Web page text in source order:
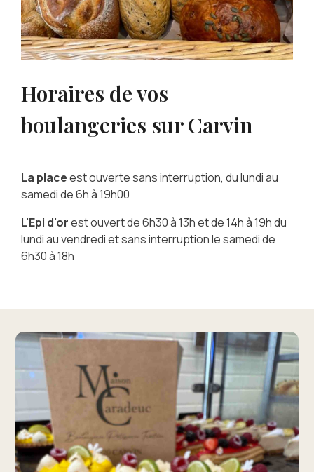
Horaires de vos
boulangeries sur Carvin
La placeest ouverte sans interruption, du lundi au
samedi de 6h à 19h00
L'Epi d'orest ouvert de 6h30 à 13h et de 14h à 19h du
lundi au vendredi et sans interruption le samedi de
6h30 à 18h